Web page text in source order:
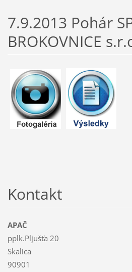
7.9.2013 Pohár
BROKOVNICE
Kontakt
APAČ
pplk.Pljušťa 20
Skalica
90901